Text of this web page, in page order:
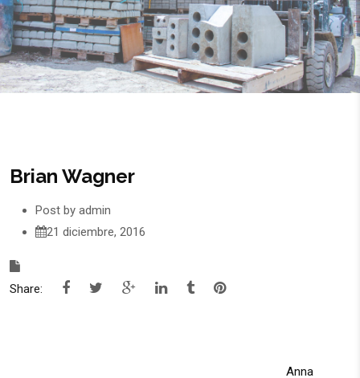
Brian Wagner
Post by admin
21 diciembre, 2016
Share:
Anna